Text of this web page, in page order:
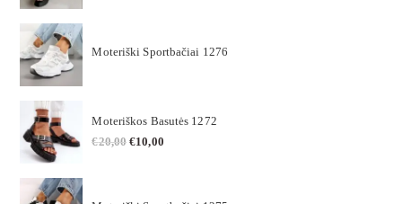
Moteriški Sportbačiai 1276
Moteriškos Basutės 1272
€20,00 €10,00